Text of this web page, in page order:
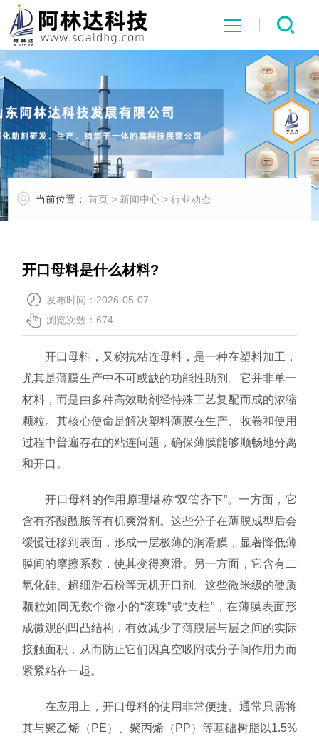
关于我们
产品展示
新闻中心
联系我们
当前位置： 首页 > 新闻中心 >行业动态
开口母料是什么材料?
发布时间：2026-05-07
浏览次数：674
开口母料，又称抗粘连母料，是一种在塑料加工，
尤其是薄膜生产中不可或缺的功能性助剂。它并非单一
材料，而是由多种高效助剂经特殊工艺复配而成的浓缩
颗粒。其核心使命是解决塑料薄膜在生产、收卷和使用
过程中普遍存在的粘连问题，确保薄膜能够顺畅地分离
和开口。
开口母料的作用原理堪称“双管齐下”。一方面，它
含有芥酸酰胺等有机爽滑剂。这些分子在薄膜成型后会
缓慢迁移到表面，形成一层极薄的润滑膜，显著降低薄
膜间的摩擦系数，使其变得爽滑。另一方面，它含有二
氧化硅、超细滑石粉等无机开口剂。这些微米级的硬质
颗粒如同无数个微小的“滚珠”或“支柱”，在薄膜表面形
成微观的凹凸结构，有效减少了薄膜层与层之间的实际
接触面积，从而防止它们因真空吸附或分子间作用力而
紧紧粘在一起。
在应用上，开口母料的使用非常便捷。通常只需将
其与聚乙烯（PE）、聚丙烯（PP）等基础树脂以1.5%